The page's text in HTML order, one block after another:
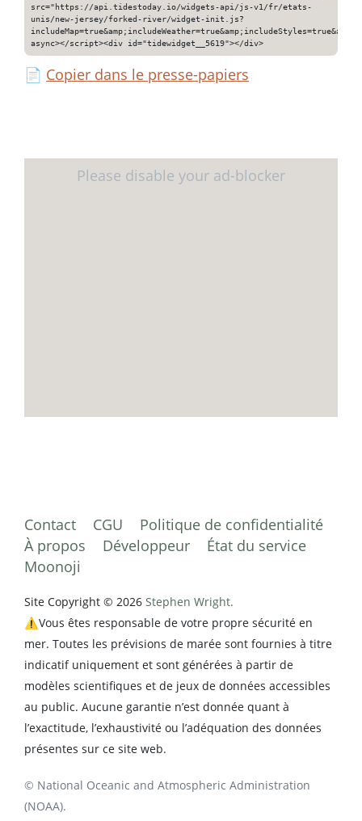
src="https://api.tidestoday.io/widgets-api/js-v1/fr/etats-
unis/new-jersey/forked-river/widget-init.js?
async></script><div id="tidewidget__5619"></div>
📄 Copier dans le presse-papiers
Contact CGU
Politique de confidentialité
À propos
Développeur
État du service
Moonoji
Site Copyright © 2026 Stephen Wright.
⚠️Vous êtes responsable de votre propre sécurité en
mer. Toutes les prévisions de marée sont fournies à titre
indicatif uniquement et sont générées à partir de
modèles scientifiques et de jeux de données accessibles
au public. Aucune garantie n’est donnée quant à
l’exactitude, l’exhaustivité ou l’adéquation des données
présentes sur ce site web.
© National Oceanic and Atmospheric Administration
(NOAA).